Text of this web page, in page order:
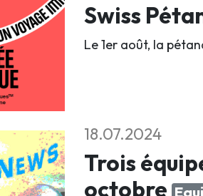
Swiss
Le 1er août, la
18.07.2024
Trois
octobre